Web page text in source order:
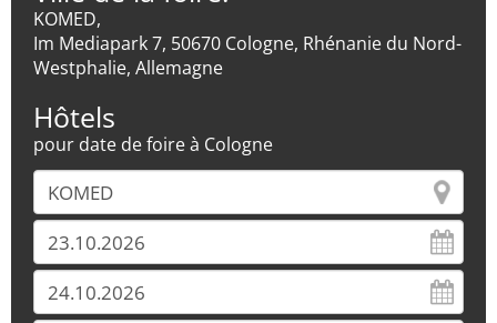
KOMED,
Im Mediapark 7, 50670 Cologne, Rhénanie du Nord-
Westphalie, Allemagne
Hôtels
pour date de foire à Cologne